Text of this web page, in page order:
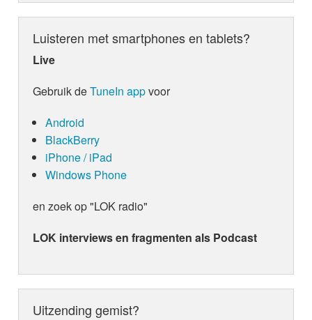
Luisteren met smartphones en tablets?
Live
Gebruik deTuneIn appvoor
Android
BlackBerry
iPhone / iPad
Windows Phone
en zoek op "LOK radio"
LOK interviews en fragmenten als Podcast
Uitzending gemist?